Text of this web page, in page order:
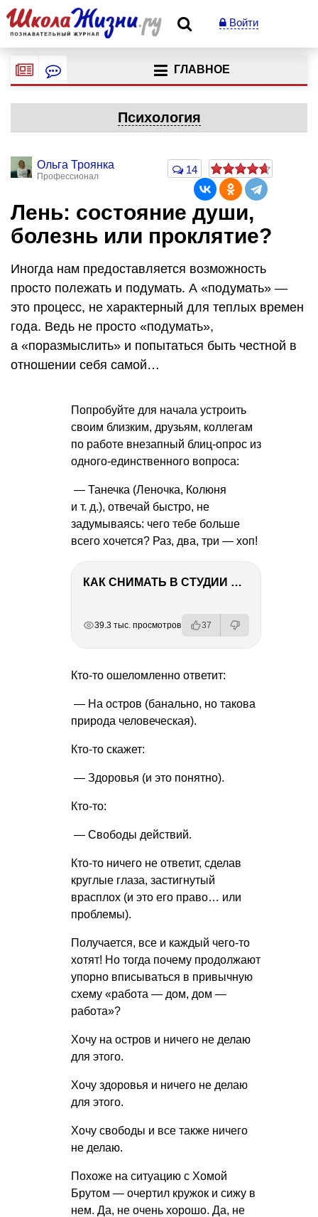
Войти
ГЛАВНОЕ
Психология
Ольга Троянка
Профессионал
14
Лень: состояние души,
болезнь или проклятие?
Иногда нам предоставляется возможность
просто полежать и подумать. А «подумать» —
это процесс, не характерный для теплых времен
года. Ведь не просто «подумать»,
а «поразмыслить» и попытаться быть честной в
отношении себя самой…
Попробуйте для начала устроить
своим близким, друзьям, коллегам
по работе внезапный блиц-опрос из
одного-единственного вопроса:
— Танечка (Леночка, Колюня
и т. д.), отвечай быстро, не
задумываясь: чего тебе больше
всего хочется? Раз, два, три — хоп!
КАК СНИМАТЬ В СТУДИИ СО ВСПЫШКАМИ
39.3 тыс. просмотров 37
Кто-то ошеломленно ответит:
— На остров (банально, но такова
природа человеческая).
Кто-то скажет:
— Здоровья (и это понятно).
Кто-то:
— Свободы действий.
Кто-то ничего не ответит, сделав
круглые глаза, застигнутый
врасплох (и это его право… или
проблемы).
Получается, все и каждый чего-то
хотят! Но тогда почему продолжают
упорно вписываться в привычную
схему «работа — дом, дом —
работа»?
Хочу на остров и ничего не делаю
для этого.
Хочу здоровья и ничего не делаю
для этого.
Хочу свободы и все также ничего
не делаю.
Похоже на ситуацию с Хомой
Брутом — очертил кружок и сижу в
нем. Да, не очень хорошо. Да, не